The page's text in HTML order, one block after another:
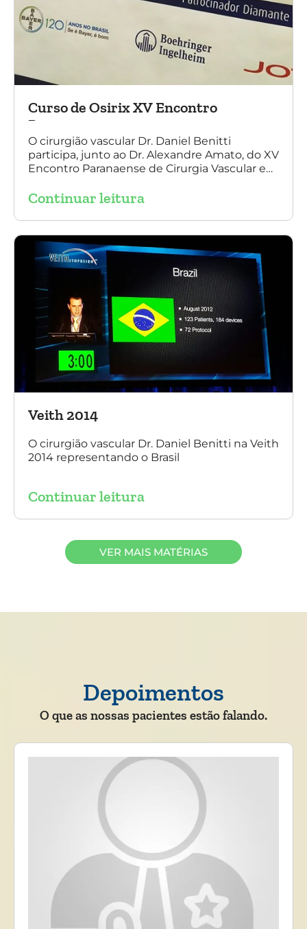
Curso de Osirix XV Encontro
Paranaense
O cirurgião vascular Dr. Daniel Benitti
participa, junto ao Dr. Alexandre Amato, do XV
Encontro Paranaense de Cirurgia Vascular e
Continuar leitura
Veith 2014
O cirurgião vascular Dr. Daniel Benitti na Veith
2014 representando o Brasil
Continuar leitura
VER MAIS MATÉRIAS
Depoimentos
O que as nossas pacientes estão falando.